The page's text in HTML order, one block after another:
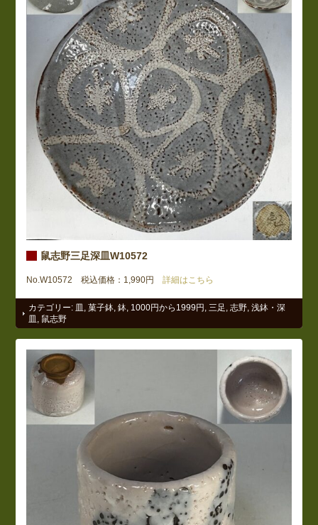
鼠志野三足深皿W10572
No.W10572 税込価格：1,990円 詳細はこちら
カテゴリー: 皿 ,菓子鉢 ,鉢 1000円から1999円 三足 ,志野 ,浅鉢・深
皿
鼠志野